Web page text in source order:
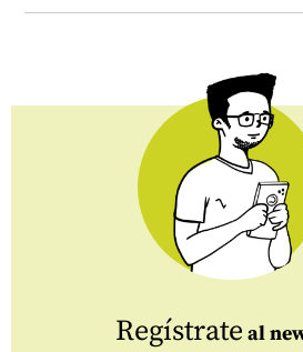
Regístrate al